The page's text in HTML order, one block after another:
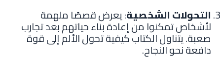
التحولات الشخصية: يعرض قصصًا ملهمة
لأشخاص تمكنوا من إعادة بناء حياتهم بعد تجارب
صعبة. يتناول الكتاب كيفية تحول الألم إلى قوة
دافعة نحو النجاح.